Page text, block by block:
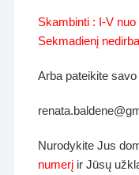
Skambinti : I-V
Sekmadienį
Arba pateikite
Nurodykite Jus
numerį ir Jūsų